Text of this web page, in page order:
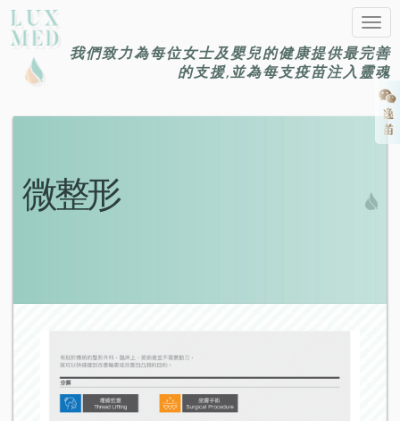
我們致力為每位女士及嬰兒的健康提供最完善
的支援,並為每支疫苗注入靈魂
微整形